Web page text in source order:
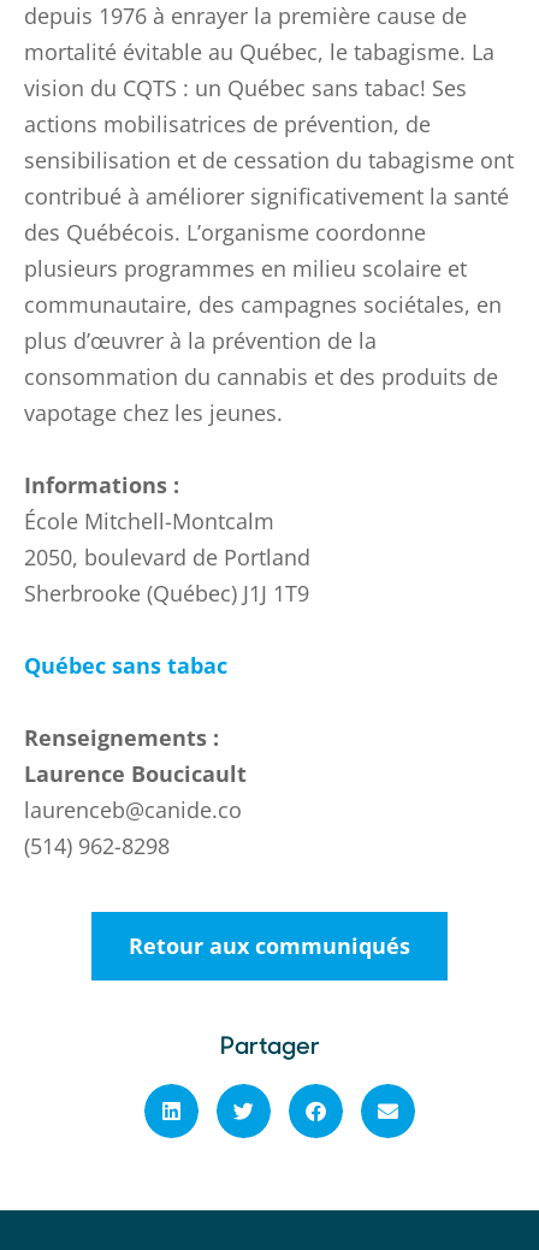
depuis 1976 à enrayer la première cause de
mortalité évitable au Québec, le tabagisme. La
vision du CQTS : un Québec sans tabac! Ses
actions mobilisatrices de prévention, de
sensibilisation et de cessation du tabagisme ont
contribué à améliorer significativement la santé
des Québécois. L’organisme coordonne
plusieurs programmes en milieu scolaire et
communautaire, des campagnes sociétales, en
plus d’œuvrer à la prévention de la
consommation du cannabis et des produits de
vapotage chez les jeunes.
Informations :
École Mitchell-Montcalm
2050, boulevard de Portland
Sherbrooke (Québec) J1J 1T9
Québec sans tabac
Renseignements :
Laurence Boucicault
laurenceb@canide.co
(514) 962-8298
Retour aux communiqués
Partager